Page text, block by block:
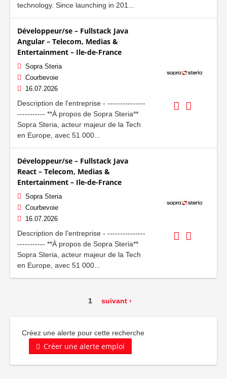
technology. Since launching in 201...
Développeur/se – Fullstack Java
Angular – Telecom, Medias &
Entertainment – Ile-de-France
Sopra Steria
Courbevoie
16.07.2026
Description de l'entreprise - ---------------
----------- **À propos de Sopra Steria**
Sopra Steria, acteur majeur de la Tech
en Europe, avec 51 000...
Développeur/se – Fullstack Java
React – Telecom, Medias &
Entertainment – Ile-de-France
Sopra Steria
Courbevoie
16.07.2026
Description de l'entreprise - ---------------
----------- **À propos de Sopra Steria**
Sopra Steria, acteur majeur de la Tech
en Europe, avec 51 000...
1 suivant ›
Créez une alerte pour cette recherche
Créer une alerte emploi